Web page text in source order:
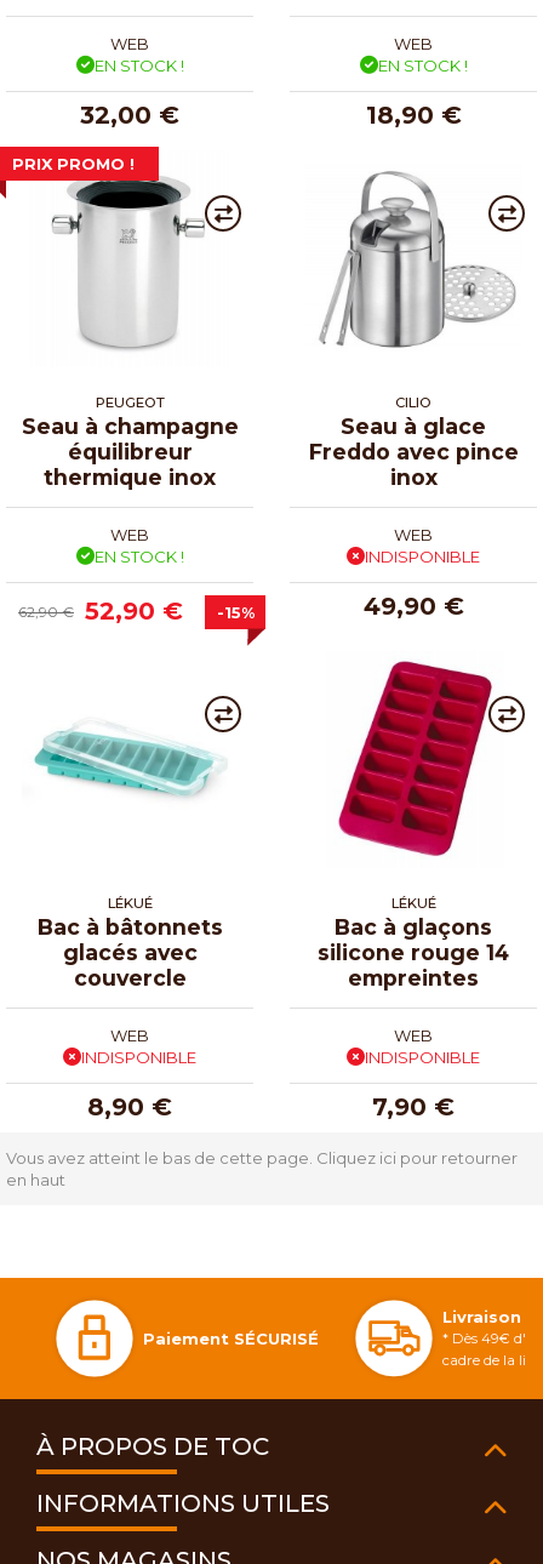
WEB
EN STOCK !
32,00 €
WEB
EN STOCK !
18,90 €
PRIX PROMO !
PEUGEOT
Seau à champagne
équilibreur
thermique inox
WEB
EN STOCK !
62,90 € 52,90 € -15%
CILIO
Seau à glace
Freddo avec pince
inox
WEB
INDISPONIBLE
49,90 €
LÉKUÉ
Bac à bâtonnets
glacés avec
couvercle
WEB
INDISPONIBLE
8,90 €
LÉKUÉ
Bac à glaçons
silicone rouge 14
empreintes
WEB
INDISPONIBLE
7,90 €
Vous avez atteint le bas de cette page. Cliquez ici pour retourner
en haut
Paiement SÉCURISÉ
Livraison
* Dès 49€
cadre de la
À PROPOS DE TOC
INFORMATIONS UTILES